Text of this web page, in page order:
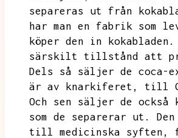
separeras ut från
har man en fabrik som
köper den in kokabladen.
särskilt tillstånd att
Dels så säljer de coca-
är av knarkiferet,
till
Och sen säljer de också
som de separerar ut.
till medicinska syften,